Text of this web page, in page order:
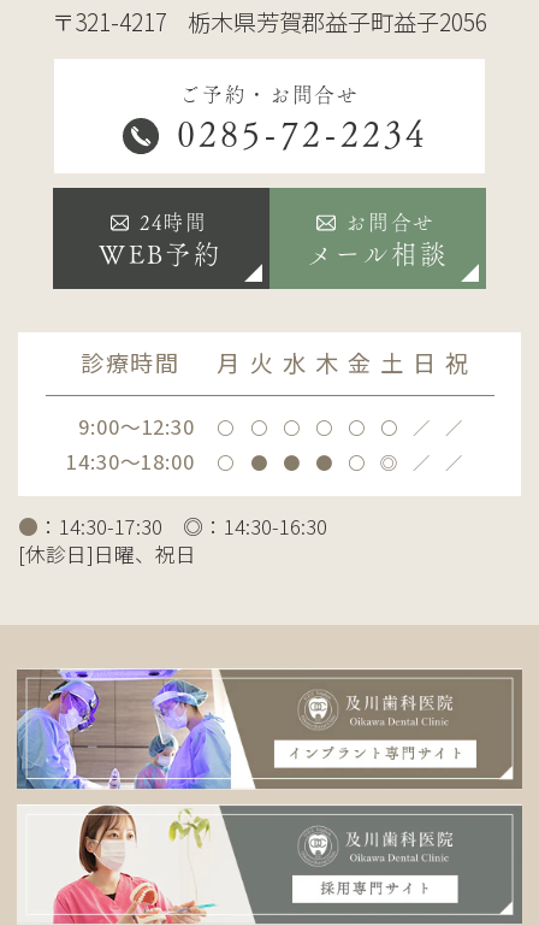
〒321-4217 栃木県芳賀郡益子町益子2056
ご予約・お問合せ
0285-72-2234
24時間
WEB予約
お問合せ
メール相談
診療時間 月 火 水 木 金 土 日 祝
9:00～12:30 〇 〇 〇 〇 〇 〇 ／ ／
14:30～18:00 〇 ● ● ● 〇 ◎ ／ ／
● ：14:30-17:30 ◎：14:30-16:30
[休診日]日曜、祝日